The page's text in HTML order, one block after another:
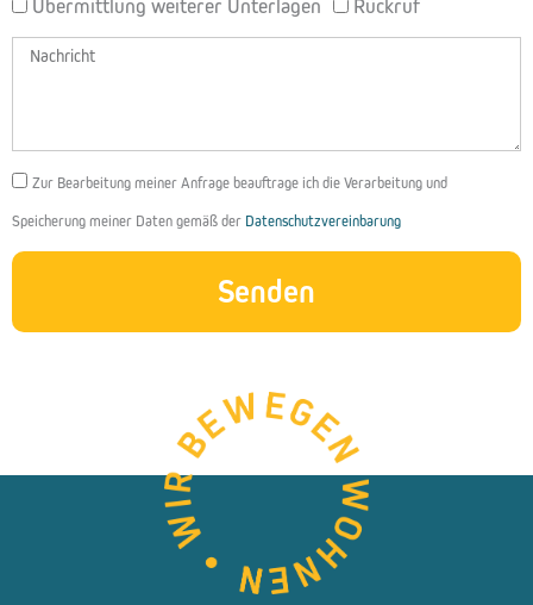
Übermittlung weiterer Unterlagen
Rückruf
Nachricht
DSGVOZur Bearbeitung meiner Anfrage beauftrage ich die Verarbeitung und
Speicherung meiner Daten gemäß der Datenschutzvereinbarung
Senden